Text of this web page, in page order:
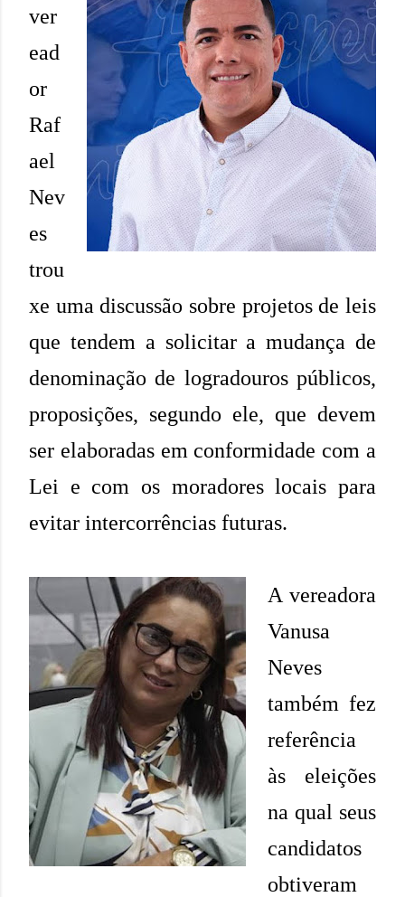
ver
ead
or
Raf
ael
Nev
es
trou
xe uma discussão sobre projetos de leis
que tendem a solicitar a mudança de
denominação de logradouros públicos,
proposições, segundo ele, que devem
ser elaboradas em conformidade com a
Lei e com os moradores locais para
evitar intercorrências futuras.
A vereadora
Vanusa
Neves
também fez
referência
às eleições
na qual seus
candidatos
obtiveram